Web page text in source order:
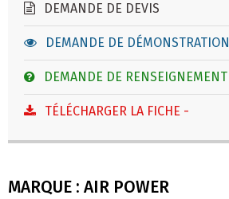
DEMANDE DE DEVIS
DEMANDE DE DÉMONSTRATION
DEMANDE DE RENSEIGNEMENT
TÉLÉCHARGER LA FICHE -
MARQUE : AIR POWER